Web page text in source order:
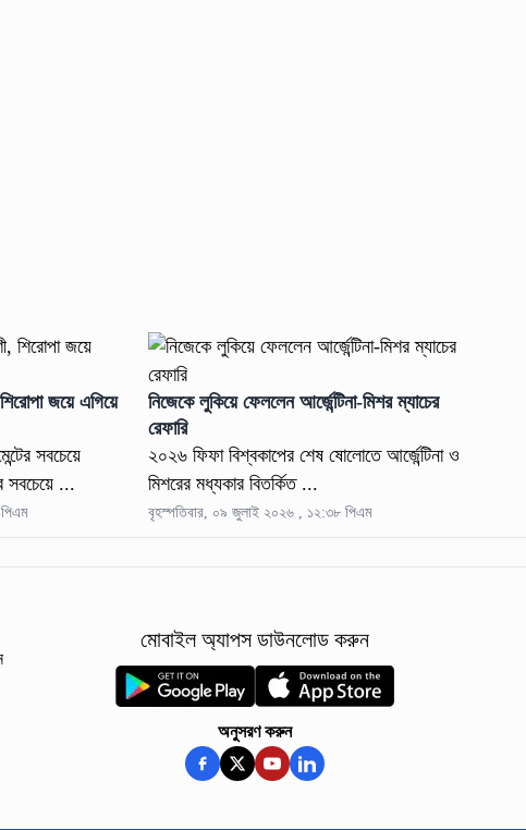
জয়ে এগিয়ে
সবচেয়ে
সবচেয়ে ...
নিজেকে লুকিয়ে ফেললেন আর্জেন্টিনা-মিশর ম্যাচের
রেফারি
২০২৬ ফিফা বিশ্বকাপের শেষ ষোলোতে আর্জেন্টিনা ও
মিশরের মধ্যকার বিতর্কিত ...
বৃহস্পতিবার, ০৯ জুলাই ২০২৬ , ১২:৩৮ পিএম
মোবাইল অ্যাপস ডাউনলোড করুন
অনুসরণ করুন